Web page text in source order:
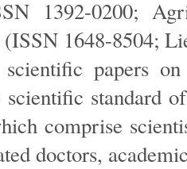
1392-0200;
1648-8504;
papers
standard
comprise
doctors,